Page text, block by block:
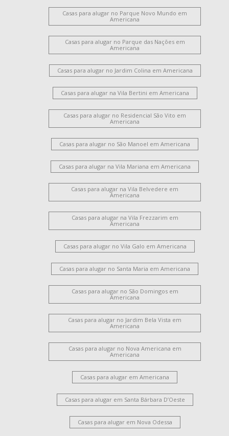
Jardim Glória
Jardim Lizandra
Vila Nossa Senhora de Fátima
Chácara Rodrigues
Catharina Zanaga
Parque Residencial Jaguari
Chácara Lucília
Campo Limpo
Vila Pavan
Vila Amorim
Vale das Paineiras
Jardim Recanto
Salto Grande
Portal dos Nobres
Jardim São Roque
Morada do Sol
Jardim Terramérica I
Parque Liberdade
Parque das Nações
Jardim América
Vila Rehder
Werner Plaas
Chácara Letônia
Jardim Terramérica III
São Benedito
Jardim Girassol
Santo Antônio
Centro
Jardim São Paulo
Loteamento Residencial Jardim Villagio
Jardim Portal da Colina
Jardim Guanabara
Campo Verde
Jardim Paulistano
Parque Novo Mundo
Vila Santa Maria
Loteamento Residencial Jardim Esperança
Vila Santa Catarina
Jardim Ipiranga Jardim Santana
Casas para alugar no Parque Novo Mundo em
Americana
Casas para alugar no Parque das Nações em
Americana
Casas para alugar no Jardim Colina em Americana
Casas para alugar na Vila Bertini em Americana
Casas para alugar no Residencial São Vito em
Americana
Casas para alugar no São Manoel em Americana
Casas para alugar na Vila Mariana em Americana
Casas para alugar na Vila Belvedere em
Americana
Casas para alugar na Vila Frezzarim em
Americana
Casas para alugar no Vila Galo em Americana
Casas para alugar no Santa Maria em Americana
Casas para alugar no São Domingos em
Americana
Casas para alugar no Jardim Bela Vista em
Americana
Casas para alugar no Nova Americana em
Americana
Casas para alugar em Americana
Casas para alugar em Santa Bárbara D’Oeste
Casas para alugar em Nova Odessa